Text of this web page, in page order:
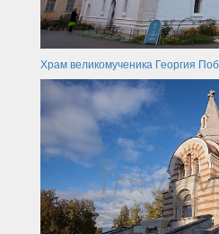
Храм великомученика Георгия